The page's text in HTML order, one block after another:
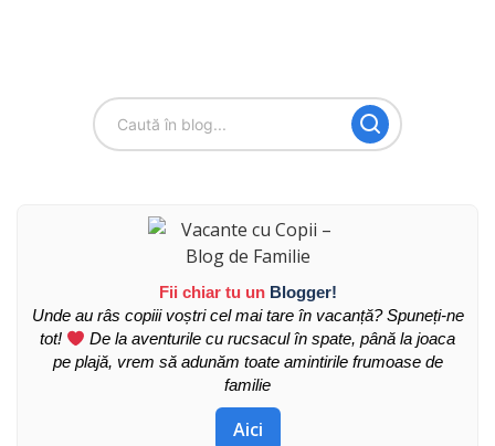
Fii chiar tu un Blogger!
Unde au râs copiii voștri cel mai tare în vacanță? Spuneți-ne
tot!
De la aventurile cu rucsacul în spate, până la joaca
pe plajă, vrem să adunăm toate amintirile frumoase de
familie
Aici